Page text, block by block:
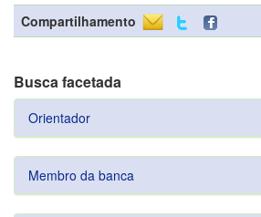
Compartilhamento
Busca facetada
Orientador
Membro da banca